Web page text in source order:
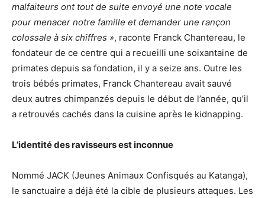
malfaiteurs ont tout de suite envoyé une note vocale
pour menacer notre famille et demander une rançon
colossale à six chiffres », raconte Franck Chantereau, le
fondateur de ce centre qui a recueilli une soixantaine de
primates depuis sa fondation, il y a seize ans. Outre les
trois bébés primates, Franck Chantereau avait sauvé
deux autres chimpanzés depuis le début de l’année, qu’il
a retrouvés cachés dans la cuisine après le kidnapping.
L’identité des ravisseurs est inconnue
Nommé JACK (Jeunes Animaux Confisqués au Katanga),
le sanctuaire a déjà été la cible de plusieurs attaques. Les